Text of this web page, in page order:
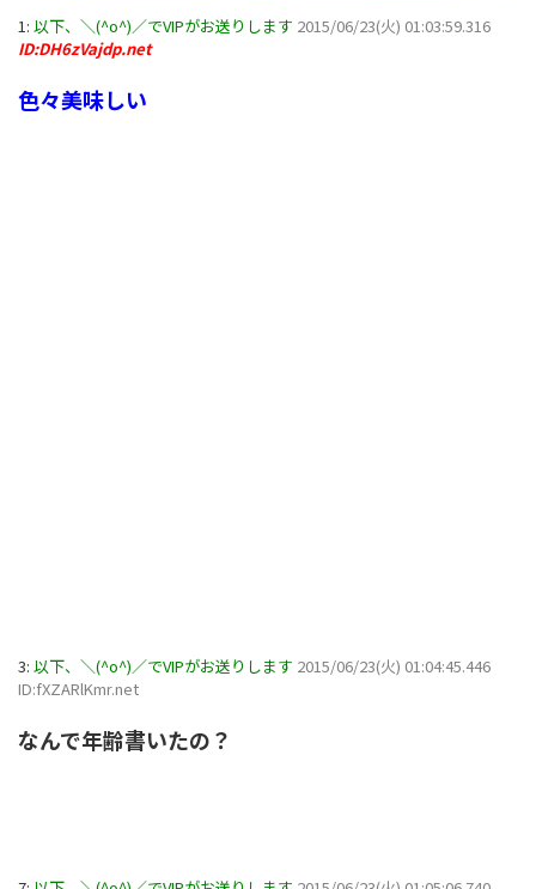
1: 以下、＼(^o^)／でVIPがお送りします 2015/06/23(火) 01:03:59.316
ID:DH6zVajdp.net
色々美味しい
3: 以下、＼(^o^)／でVIPがお送りします 2015/06/23(火) 01:04:45.446
ID:fXZARlKmr.net
なんで年齢書いたの？